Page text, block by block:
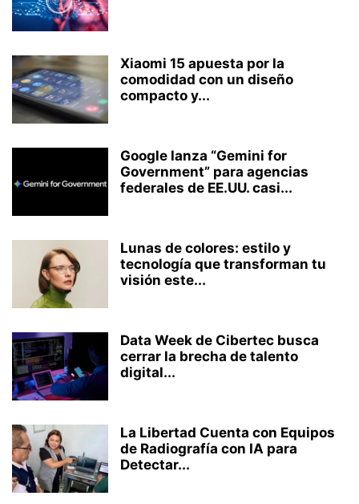
Xiaomi 15 apuesta por la
comodidad con un diseño
compacto y...
Google lanza “Gemini for
Government” para agencias
federales de EE.UU. casi...
Lunas de colores: estilo y
tecnología que transforman tu
visión este...
Data Week de Cibertec busca
cerrar la brecha de talento
digital...
La Libertad Cuenta con Equipos
de Radiografía con IA para
Detectar...